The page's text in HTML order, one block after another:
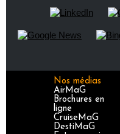
Nos médias
AirMaG
Brochures en
ligne
CruiseMaG
DestiMaG